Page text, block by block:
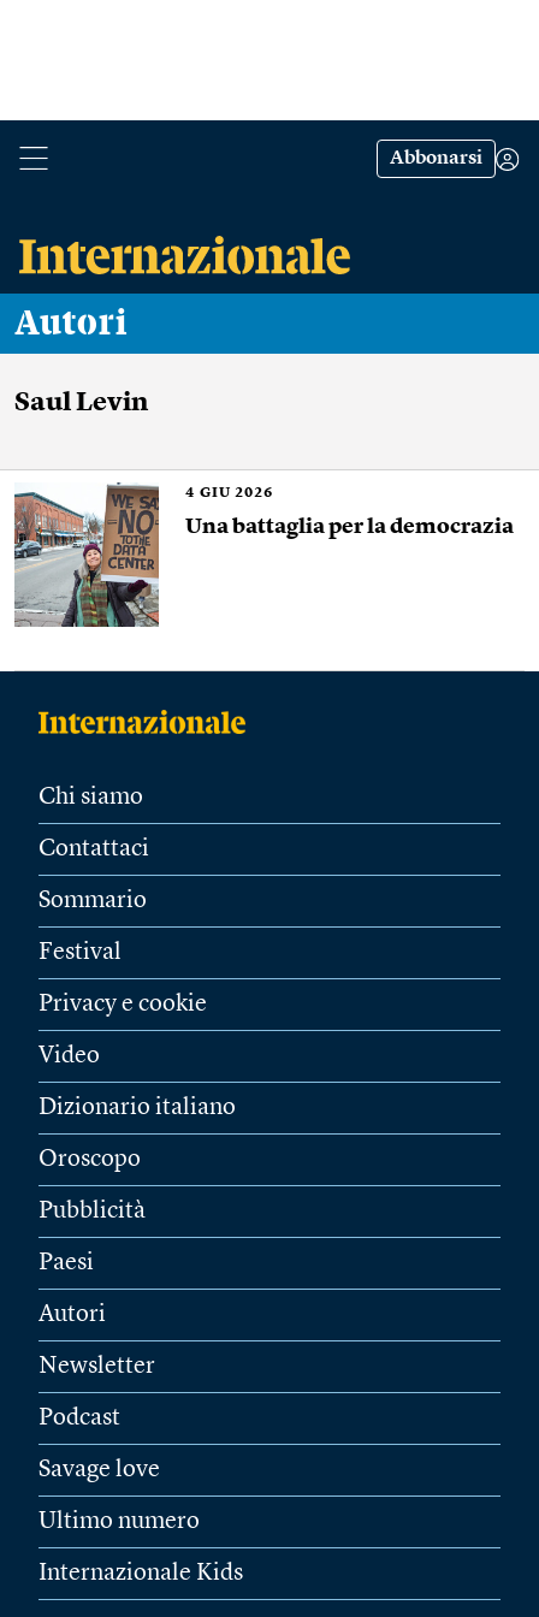
Abbonarsi
Autori
Saul Levin
4 GIU 2026
Una battaglia per la democrazia
Chi siamo
Contattaci
Sommario
Festival
Privacy e cookie
Video
Dizionario italiano
Oroscopo
Pubblicità
Paesi
Autori
Newsletter
Podcast
Savage love
Ultimo numero
Internazionale Kids